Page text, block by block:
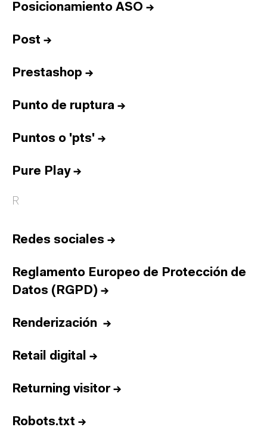
Posicionamiento ASO →
Post →
Prestashop →
Punto de ruptura →
Puntos o 'pts' →
Pure Play→
R
Redes sociales →
Reglamento Europeo de Protección de
Datos (RGPD) →
Renderización →
Retail digital →
Returning visitor→
Robots.txt →